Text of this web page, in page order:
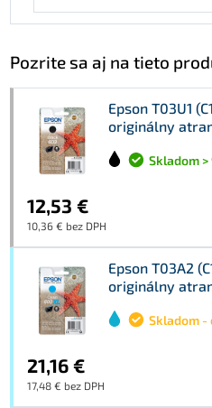
Pozrite sa aj na tieto
Epson T03U1
originálny
Skladom >
12,53 €
10,36 € bez DPH
Epson T03A2
originálny
Skladom
21,16 €
17,48 € bez DPH